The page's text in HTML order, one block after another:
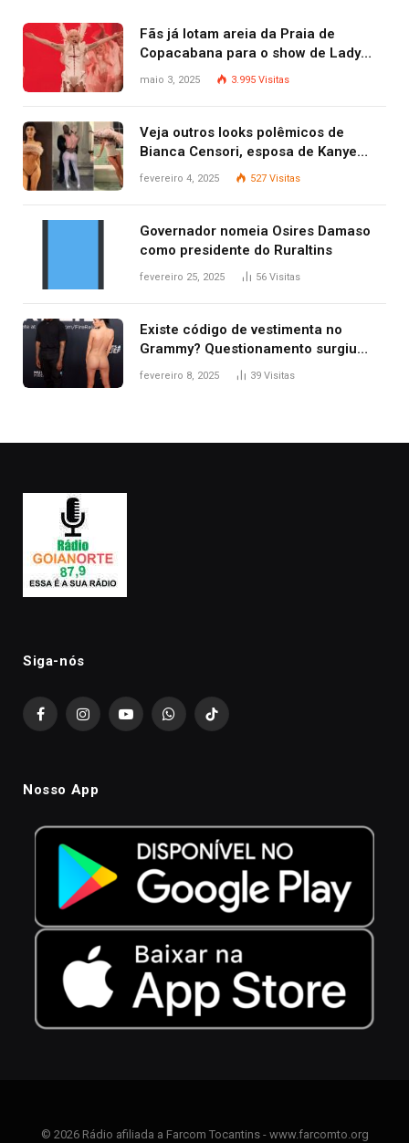
Fãs já lotam areia da Praia de
Copacabana para o show de Lady
Gaga
maio 3, 2025 3.995 Visitas
Veja outros looks polêmicos de
Bianca Censori, esposa de Kanye
West que apareceu nua no Grammy
fevereiro 4, 2025 527 Visitas
Governador nomeia Osires Damaso
como presidente do Ruraltins
fevereiro 25, 2025 56 Visitas
Existe código de vestimenta no
Grammy? Questionamento surgiu
após Bianca Censori, mulher de
fevereiro 8, 2025 39 Visitas
Siga-nós
FacebookInstagramYouTubeWhatsAppTikTok
Nosso App
© 2026 Rádio afiliada a Farcom Tocantins - www.farcomto.org